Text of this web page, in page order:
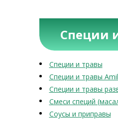
Специи
Специи и травы
Специи и травы
Специи и травы
Смеси специй
Соусы и приправы